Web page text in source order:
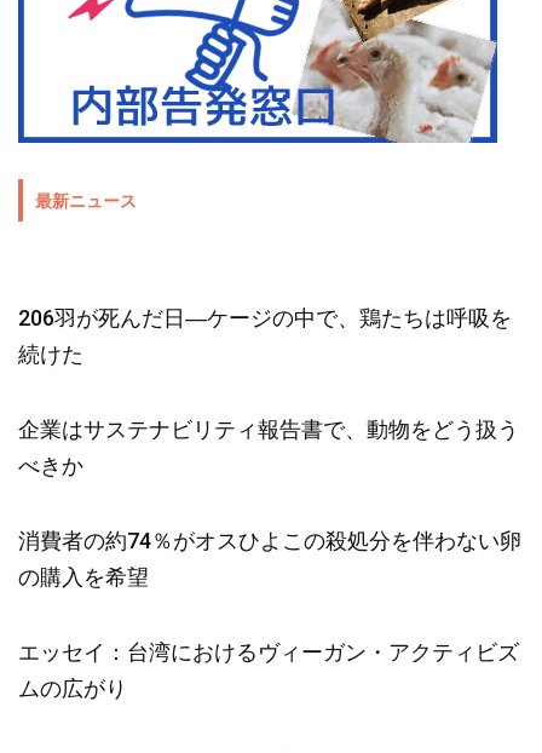
最新ニュース
206羽が死んだ日―ケージの中で、鶏たちは呼吸を
続けた
企業はサステナビリティ報告書で、動物をどう扱う
べきか
消費者の約74％がオスひよこの殺処分を伴わない卵
の購入を希望
エッセイ：台湾におけるヴィーガン・アクティビズ
ムの広がり